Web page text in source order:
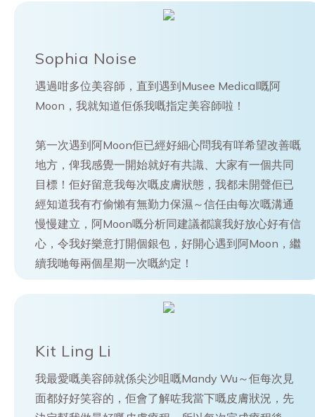
Sophia Noise
遇過咁多位美容師，直到遇到Musee Medical嘅阿
Moon，我就知道佢係我嘅指定美容師啦！
第一次遇到阿Moon佢已經好細心問我有咩希望改善嘅
地方，俾我感覺一開始就好有共識、大家有一個共同
目標！佢好留意我每次嘅皮膚狀態，我都未開聲佢已
經知道我有冇偷懶有無勤力保濕～信任由每次嘅溝通
慢慢建立，阿Moon嘅分析同建議都讓我好放心好有信
心，令我好樂意打開個銀包，好開心遇到阿Moon，繼
續我哋每兩個星期一次嘅約定！
Kit Ling Li
我最愛嘅美容師就係尖沙咀嘅Mandy Wu～佢每次見
面都好好笑容的，佢會了解咗我當下嘅皮膚狀況，先